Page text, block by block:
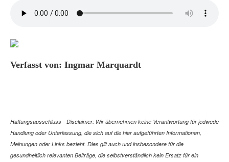
Verfasst von: Ingmar Marquardt
Haftungsausschluss - Disclaimer: Wir übernehmen keine Verantwortung für jedwede
Handlung oder Unterlassung, die sich auf die hier aufgeführten Informationen,
Meinungen oder Links bezieht. Dies gilt auch und insbesondere für die
gesundheitlich relevanten Beiträge, die selbstverständlich kein Ersatz für ein